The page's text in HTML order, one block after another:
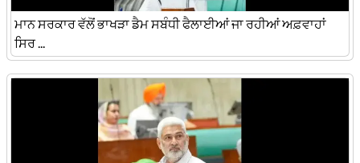
ਮਾਨ ਸਰਕਾਰ ਵੱਲੋਂ ਭਾਖੜਾ ਡੈਮ ਸਬੰਧੀ ਫੈਲਾਈਆਂ ਜਾ ਰਹੀਆਂ ਅਫ਼ਵਾਹਾਂ
ਸਿਰ ...